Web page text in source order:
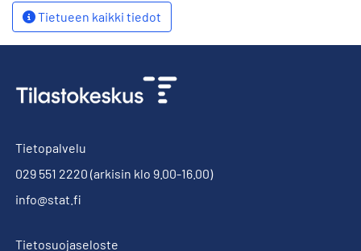
Tietueen kaikki tiedot
Tietopalvelu
029 551 2220 (arkisin klo 9.00-16.00)
info@stat.fi
Tietosuojaseloste